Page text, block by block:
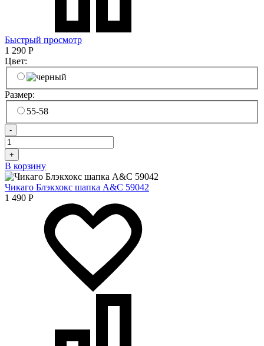
Быстрый просмотр
1 290 Р
Цвет:
Размер:
55-58
-
+
В корзину
Чикаго Блэкхокс шапка A&C 59042
1 490 Р